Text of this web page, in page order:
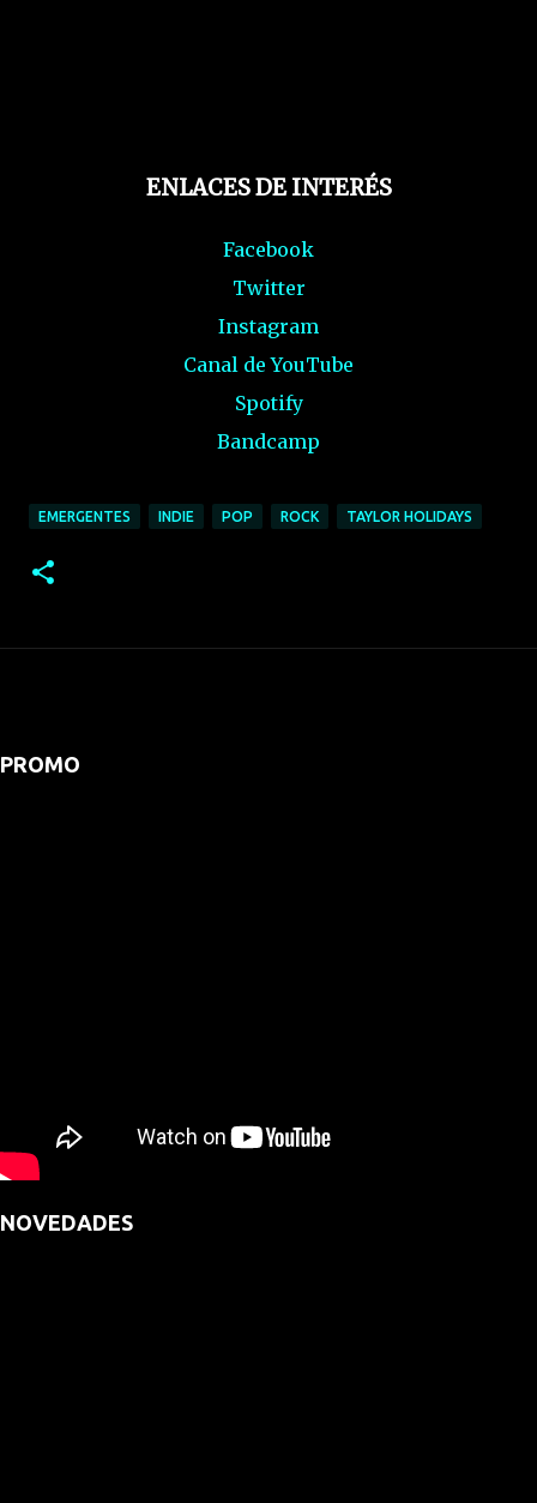
ENLACES DE INTERÉS
Facebook
Twitter
Instagram
Canal de YouTube
Spotify
Bandcamp
EMERGENTES INDIE POP ROCK TAYLOR HOLIDAYS
PROMO
NOVEDADES